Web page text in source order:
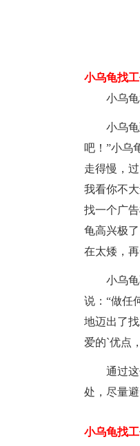
小乌龟找
小乌龟和
小乌龟到
吧！”小乌
走得慢，
我看你不
找一个广
龟高兴极
在太矮，
小乌龟不
说：“做任
地迈出了
爱的`优点
通过这件
处，尽量避
小乌龟找